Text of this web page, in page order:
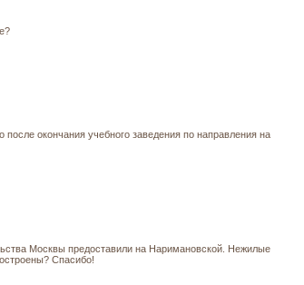
окончания учебного заведения по направления на
Москвы предоставили на Наримановской. Нежилые
Спасибо!